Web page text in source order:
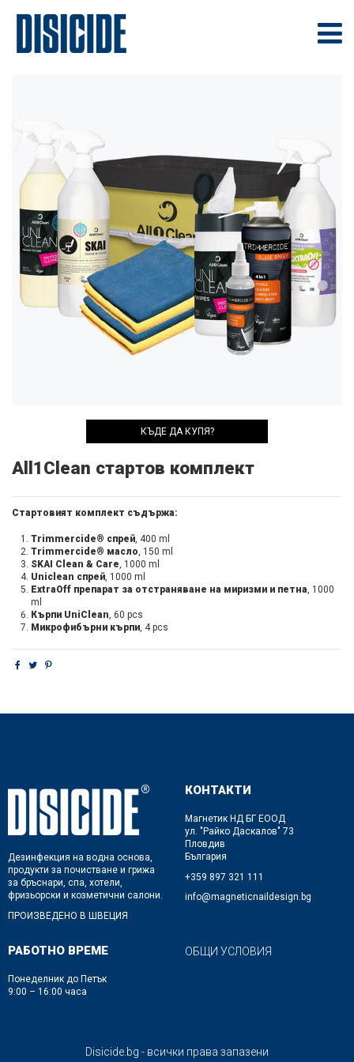
КЪДЕ ДА КУПЯ?
All1Clean стартов комплект
Стартовият комплект съдържа:
Trimmercide® спрей , 400 ml
Trimmercide® масло , 150 ml
SKAI Clean & Care , 1000 ml
Uniclean спрей , 1000 ml
ExtraOff препарат за отстраняване на миризми и петна , 1000
ml
Кърпи UniClean , 60 pcs
Микрофибърни кърпи , 4 pcs
Дезинфекция на водна основа,
продукти за почистване и грижа
за бръснари, спа, хотели,
фризьорски и козметични салони.
ПРОИЗВЕДЕНО В ШВЕЦИЯ
КОНТАКТИ
Магнетик НД БГ ЕООД
ул. "Райко Даскалов" 73
Пловдив
България
+359 897 321 111
info@magneticnaildesign.bg
РАБОТНО ВРЕМЕ
Понеделник до Петък
9:00 – 16:00 часа
ОБЩИ УСЛОВИЯ
Disicide.bg - всички права запазени